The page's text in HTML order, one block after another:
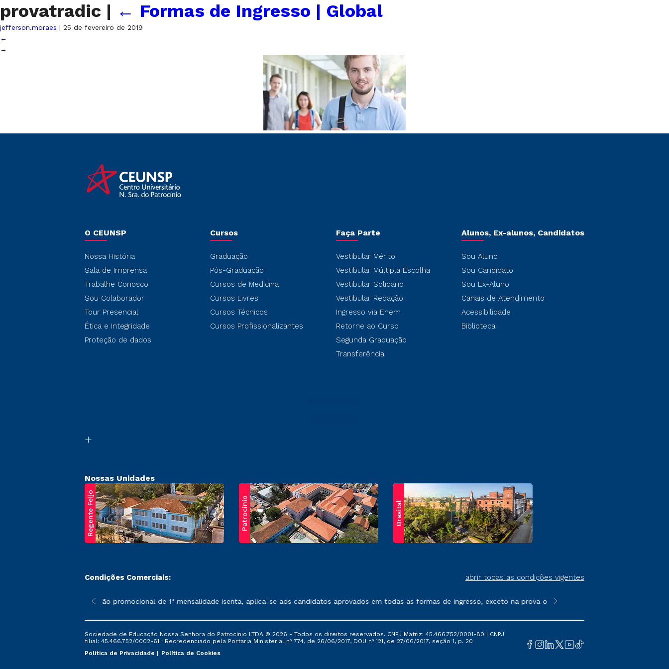
provatradic | ← Formas de Ingresso | Global
jefferson.moraes | 25 de fevereiro de 2019
←
→
O CEUNSP
Nossa História
Sala de Imprensa
Trabalhe Conosco
Sou Colaborador
Tour Presencial
Ética e Integridade
Proteção de dados
Cursos
Graduação
Pós-Graduação
Cursos de Medicina
Cursos Livres
Cursos Técnicos
Cursos Profissionalizantes
Faça Parte
Vestibular Mérito
Vestibular Múltipla Escolha
Vestibular Solidário
Vestibular Redação
Ingresso via Enem
Retorne ao Curso
Segunda Graduação
Transferência
Alunos, Ex-alunos, Candidatos
Sou Aluno
Sou Candidato
Sou Ex-Aluno
Canais de Atendimento
Acessibilidade
Biblioteca
Nossas Unidades
Regente Feijó Patrocínio Brasital
Condições Comerciais: abrir todas as condições vigentes
sofrer alterações nos períodos de rematrícula conforme exposto no contrato de prestação de serviços.
*A condição promocional de 1ª mensalidade isenta, aplica-se aos candidatos aprovados em todas as formas de ingresso, exceto na prova on-line ou agendada, que
**Semipresencial é um formato do
Sociedade de Educação Nossa Senhora do Patrocínio LTDA © 2026 - Todos os direitos reservados. CNPJ Matriz: 45.466.752/0001-80 | CNPJ
filial: 45.466.752/0002-61 | Recredenciado pela Portaria Ministerial nº 774, de 26/06/2017, DOU nº 121, de 27/06/2017, seção 1, p. 20
Política de Privacidade
Política de Cookies